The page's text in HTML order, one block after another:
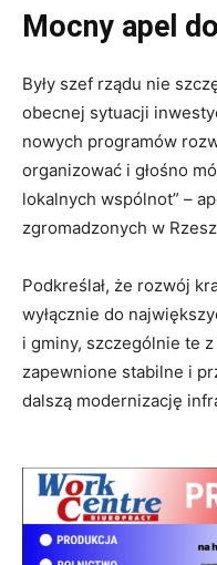
Mocny apel
Były szef rządu nie
obecnej sytuacji
nowych programów
organizować i głośno
lokalnych wspólnot” –
zgromadzonych w
Podkreślał, że rozwój
wyłącznie do
i gminy, szczególnie te
zapewnione stabilne i
dalszą modernizację